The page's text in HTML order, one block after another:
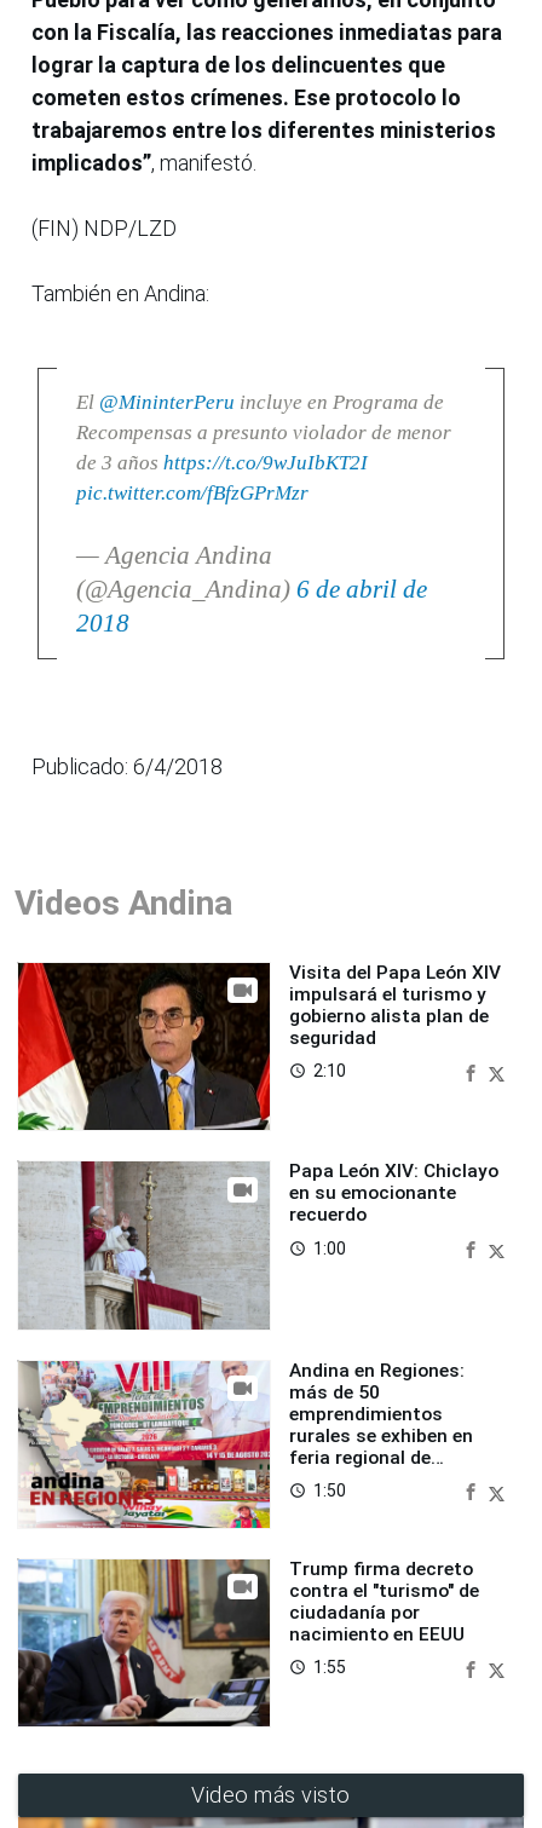
con la Fiscalía, las reacciones inmediatas para
lograr la captura de los delincuentes que
cometen estos crímenes. Ese protocolo lo
trabajaremos entre los diferentes ministerios
implicados”, manifestó.
(FIN) NDP/LZD
También en Andina:
El @MininterPeru incluye en Programa de
Recompensas a presunto violador de menor
de 3 años https://t.co/9wJuIbKT2I
pic.twitter.com/fBfzGPrMzr
— Agencia Andina
(@Agencia_Andina) 6 de abril de
2018
Publicado: 6/4/2018
Videos Andina
Visita del Papa León XIV
impulsará el turismo y
gobierno alista plan de
seguridad
access_time 2:10
Papa León XIV: Chiclayo
en su emocionante
recuerdo
access_time 1:00
Andina en Regiones:
más de 50
emprendimientos
rurales se exhiben en
feria regional de
Foncodes
access_time 1:50
Trump firma decreto
contra el "turismo" de
ciudadanía por
nacimiento en EEUU
access_time 1:55
Video más visto